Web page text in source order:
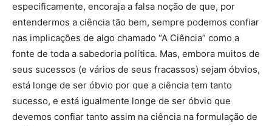
especificamente, encoraja a falsa noção de que, por
entendermos a ciência tão bem, sempre podemos confiar
nas implicações de algo chamado “A Ciência” como a
fonte de toda a sabedoria política. Mas, embora muitos de
seus sucessos (e vários de seus fracassos) sejam óbvios,
está longe de ser óbvio por que a ciência tem tanto
sucesso, e está igualmente longe de ser óbvio que
devemos confiar tanto assim na ciência na formulação de